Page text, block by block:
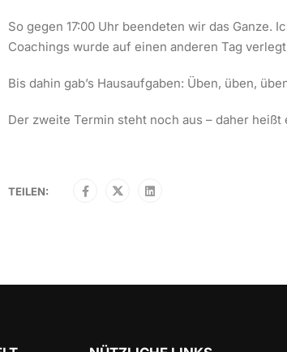
So gegen 17:00 Uhr beendeten wir das Ganze.
Coachings wurde auf einen anderen Tag
Bis dahin gab’s Hausaufgaben: Üben, üben,
Der zweite Termin steht noch aus – daher
TEILEN: